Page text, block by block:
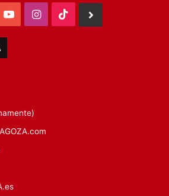
YouTubeInstagram
TikTok